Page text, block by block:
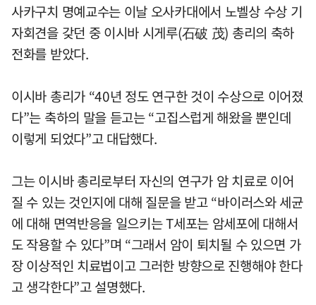
사카구치 명예교수는 이날 오사카대에서 노벨상 수상 기
자회견을 갖던 중 이시바 시게루(石破 茂) 총리의 축하
전화를 받았다.
이시바 총리가 “40년 정도 연구한 것이 수상으로 이어졌
다”는 축하의 말을 듣고는 “고집스럽게 해왔을 뿐인데
이렇게 되었다”고 대답했다.
그는 이시바 총리로부터 자신의 연구가 암 치료로 이어
질 수 있는 것인지에 대해 질문을 받고 “바이러스와 세균
에 대해 면역반응을 일으키는 T세포는 암세포에 대해서
도 작용할 수 있다”며 “그래서 암이 퇴치될 수 있으면 가
장 이상적인 치료법이고 그러한 방향으로 진행해야 한다
고 생각한다”고 설명했다.